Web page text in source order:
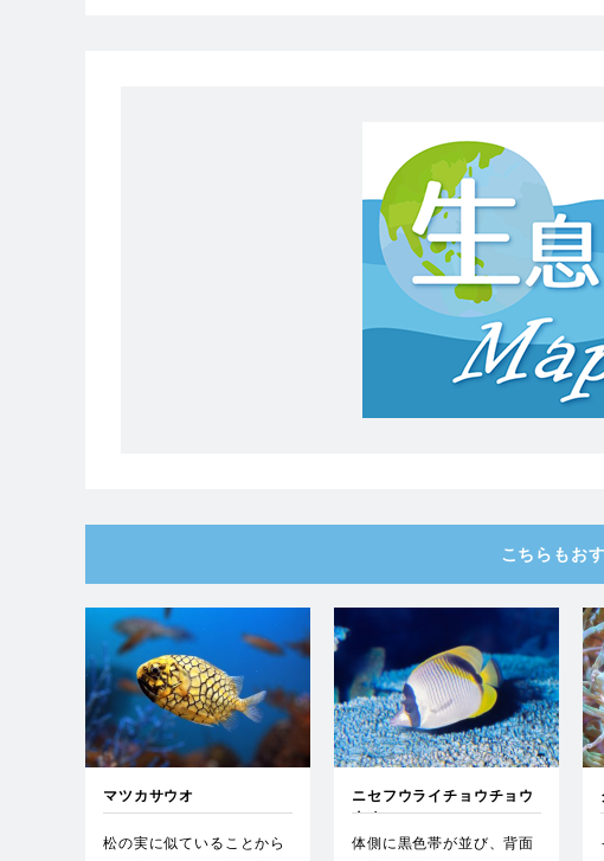
こちらもお
マツカサウオ
松の実に似ていることから
ニセフウライチョウチョウ
ウオ
体側に黒色帯が並び、背面